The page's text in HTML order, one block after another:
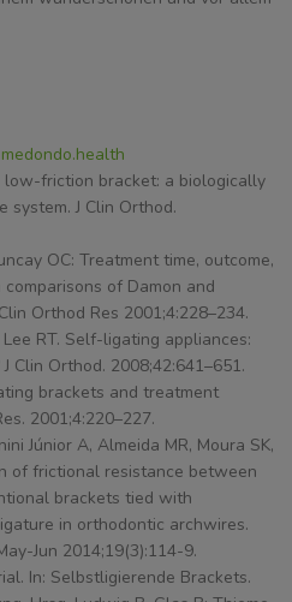
medondo.health
low-friction bracket: a biologically
J Clin Orthod.
OC: Treatment time, outcome,
of Damon and
Orthod Res 2001;4:228–234.
Lee RT. Self-ligating appliances:
Clin Orthod. 2008;42:641–651.
brackets and treatment
2001;4:220–227.
Júnior A, Almeida MR, Moura SK,
of frictional resistance between
brackets tied with
in orthodontic archwires.
Jun 2014;19(3):114-9.
In: Selbstligierende Brackets.